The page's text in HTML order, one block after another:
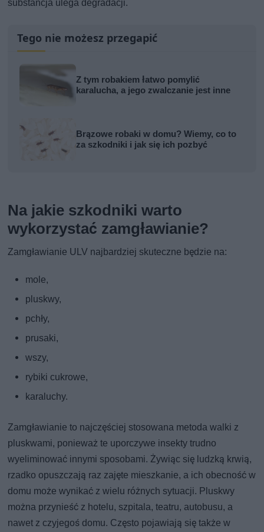
substancja ulega degradacji.
Tego nie możesz przegapić
Z tym robakiem łatwo pomylić
karalucha, a jego zwalczanie jest inne
Brązowe robaki w domu? Wiemy, co to
za szkodniki i jak się ich pozbyć
Na jakie szkodniki warto
wykorzystać zamgławianie?
Zamgławianie ULV najbardziej skuteczne będzie na:
mole,
pluskwy,
pchły,
prusaki,
wszy,
rybiki cukrowe,
karaluchy.
Zamgławianie to najczęściej stosowana metoda walki z
pluskwami, ponieważ te uporczywe insekty trudno
wyeliminować innymi sposobami. Żywiąc się ludzką krwią,
rzadko opuszczają raz zajęte mieszkanie, a ich obecność w
domu może wynikać z wielu różnych sytuacji. Pluskwy
można przynieść z hotelu, szpitala, teatru, autobusu, a
nawet z czyjegoś domu. Często pojawiają się także w